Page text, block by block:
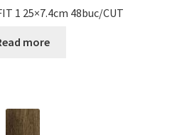
1 25×7.4cm 48buc/CUT
more